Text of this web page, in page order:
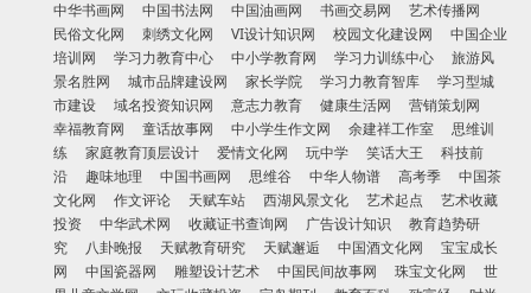
中华书画网
中国书法网 中国油画网 书画交易网
艺术传播网
民俗文化网
刺绣文化网 VI设计知识网 校园文化建设网
中国企业
培训网
学习力教育中心 中小学教育网 学习力训练中心
旅游风
景名胜网
城市品牌建设网 家长学院 学习力教育智库
学习型城
市建设
域名投资知识网 意志力教育 健康生活网
营销策划网
幸福教育网
童话故事网 中小学生作文网 余建祥工作室
思维训
练
家庭教育顶层设计 爱情文化网 玩中学 笑话大王
科技前
沿
趣味地理 中国书画网 思维谷 中华人物谱 高考季
中国茶
文化网
作文评论 天赋车站 西湖风景文化 艺术起点
艺术收藏
投资
中华武术网 收藏证书查询网 广告设计知识
教育趋势研
究
八卦晚报 天赋教育研究 天赋邂逅 中国酒文化网
宝宝成长
网
中国瓷器网 雕塑设计艺术 中国民间故事网 珠宝文化网
世